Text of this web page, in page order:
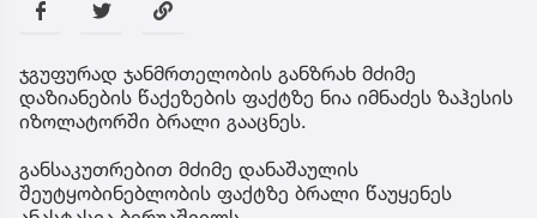
ჯგუფურად ჯანმრთელობის განზრახ მძიმე
დაზიანების წაქეზების ფაქტზე ნია იმნაძეს ზაჰესის
იზოლატორში ბრალი გააცნეს.
განსაკუთრებით მძიმე დანაშაულის
შეუტყობინებლობის ფაქტზე ბრალი წაუყენეს